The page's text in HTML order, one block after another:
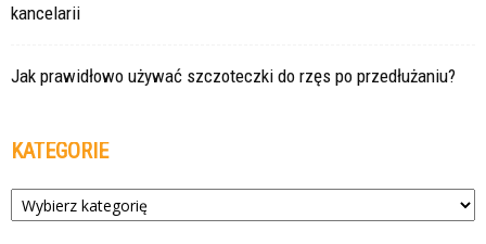
kancelarii
Jak prawidłowo używać szczoteczki do rzęs po przedłużaniu?
KATEGORIE
Kategorie